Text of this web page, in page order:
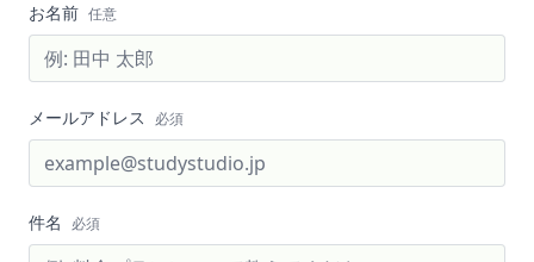
お名前 任意
メールアドレス 必須
件名 必須